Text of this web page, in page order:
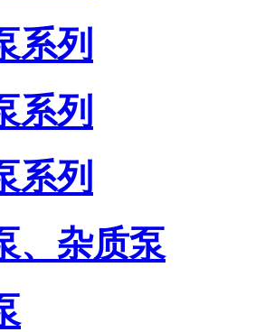
系列
系列
系列
、杂质泵